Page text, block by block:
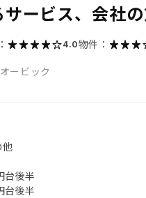
ービス、会社
4.0物件：
ービック
他
台後半
台後半